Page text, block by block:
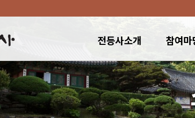
전등사소개 참여마